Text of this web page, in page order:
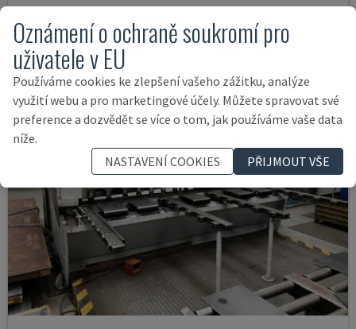
14.000 €
Oznámení o ochraně soukromí pro
uživatele v EU
Používáme cookies ke zlepšení vašeho zážitku, analýze
využití webu a pro marketingové účely. Můžete spravovat své
preference a dozvědět se více o tom, jak používáme vaše data
níže.
NASTAVENÍ COOKIES
PŘIJMOUT VŠE